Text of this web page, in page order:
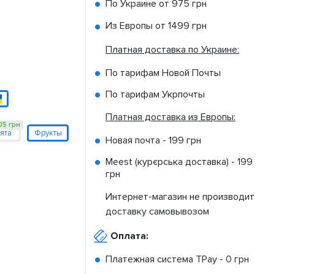
грн
Фрукты
По Украине от 975 грн
Из Европы от 1499 грн
Платная доставка по Украине:
По тарифам Новой Почты
По тарифам Укрпочты
Платная доставка из Европы:
Новая почта - 199 грн
Meest (курєрська доставка) - 199
грн
Интернет-магазин не производит
доставку самовывозом
Оплата:
Платежная система TPay - 0 грн